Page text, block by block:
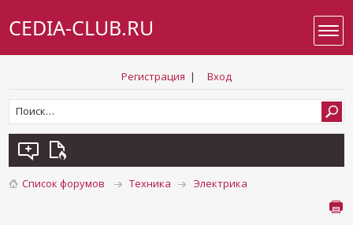
CEDIA-CLUB.RU
Регистрация | Вход
Список форумов Техника Электрика